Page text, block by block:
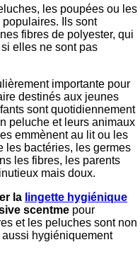
les poupées ou les
Ils sont
fibres de polyester, qui
elles ne sont pas
importante pour
destinés aux jeunes
sont quotidiennement
peluche et leurs animaux
emmènent au lit ou les
les bactéries, les germes
les fibres, les parents
mais doux.
la lingette hygiénique
scentme pour
et les peluches sont non
hygiéniquement